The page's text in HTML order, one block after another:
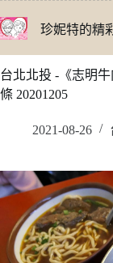
至
要
內
珍妮特的精
台北北投 -《志明
條 20201205
2021-08-26